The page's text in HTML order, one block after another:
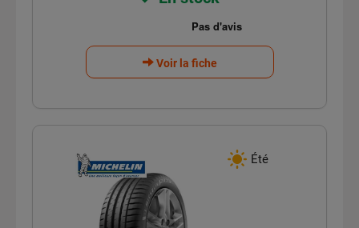
Voir la fiche
Été